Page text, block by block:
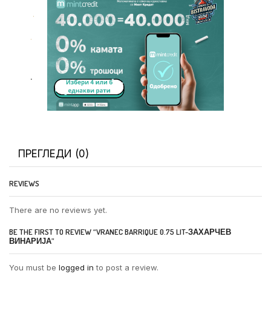
.
.
.
ПРЕГЛЕДИ (0)
REVIEWS
There are no reviews yet.
BE THE FIRST TO REVIEW “VRANEC BARRIQUE 0.75 LIT-ЗАХАРЧЕВ
ВИНАРИЈА”
You must be logged in to post a review.